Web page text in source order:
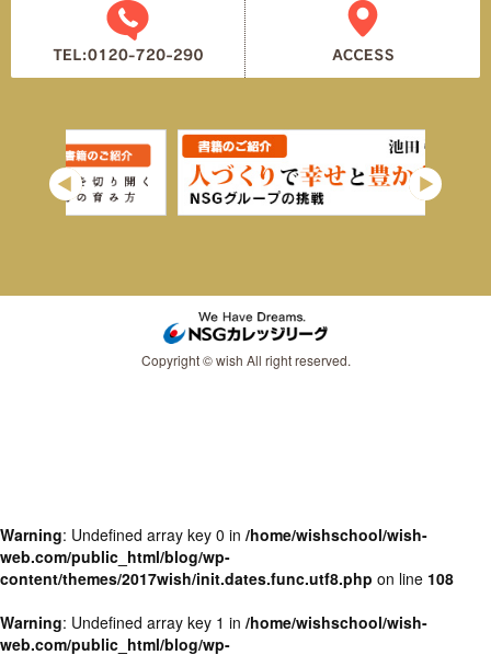
Copyright © wish All right reserved.
Warning: Undefined array key 0 in /home/wishschool/wish-
web.com/public_html/blog/wp-
content/themes/2017wish/init.dates.func.utf8.php on line 108
Warning: Undefined array key 1 in /home/wishschool/wish-
web.com/public_html/blog/wp-